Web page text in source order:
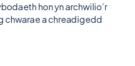
hon yn archwilio’r
chwarae a chreadigedd